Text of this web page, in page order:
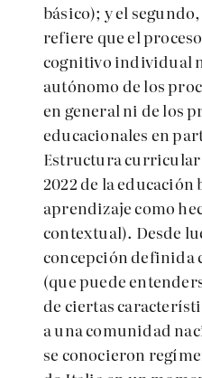
básico); y el
refiere que el
cognitivo individual
autónomo de los
en general ni de los
educacionales en
Estructura
2022 de la educación
aprendizaje como
contextual). Desde
concepción definida
(que puede
de ciertas
a una comunidad
se conocieron